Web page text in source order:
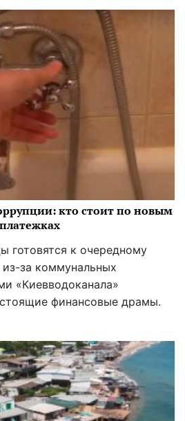
кто стоит по новым
готовятся к очередному
за коммунальных
«Киевводоканала»
финансовые драмы.